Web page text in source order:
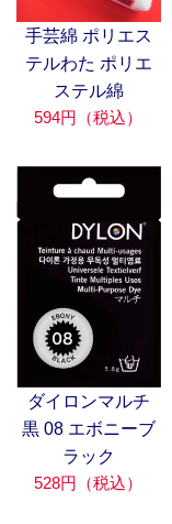
手芸綿 ポリエス
テルわた ポリエ
ステル綿
594円（税込）
ダイロンマルチ
黒 08 エボニーブ
ラック
528円（税込）